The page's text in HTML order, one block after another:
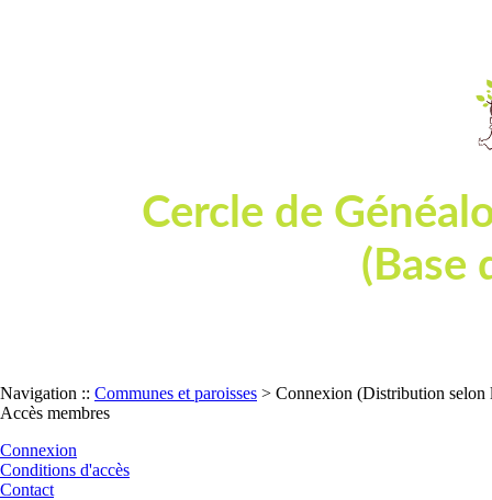
Cercle de
(Base
Navigation :: Communes et paroisses > Connexion (Distribution selon
Accès membres
Connexion
Conditions d'accès
Contact